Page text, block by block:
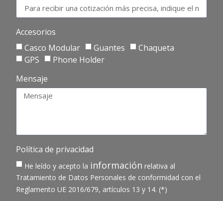
Accesorios
Casco Modular
Guantes
Chaqueta
GPS
Phone Holder
Mensaje
Política de privacidad
He leído y acepto la información relativa al
Tratamiento de Datos Personales de conformidad con el
Reglamento UE 2016/679, artículos 13 y 14. (*)